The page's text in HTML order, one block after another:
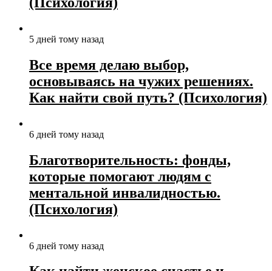
5 дней тому назад
Все время делаю выбор,
основываясь на чужих решениях.
Как найти свой путь? (Психология)
6 дней тому назад
Благотворительность: фонды,
которые помогают людям с
ментальной инвалидностью.
(Психология)
6 дней тому назад